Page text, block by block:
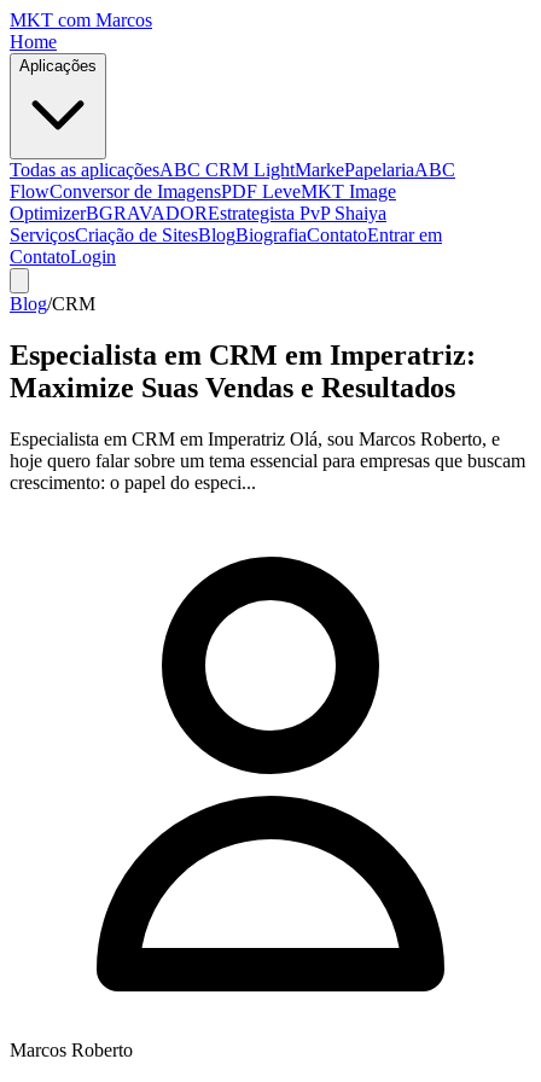
MKT com Marcos
Home
Aplicações
Todas as aplicaçõesABC CRM LightMarkePapelariaABC
FlowConversor de ImagensPDF LeveMKT Image
OptimizerBGRAVADOREstrategista PvP Shaiya
ServiçosCriação de SitesBlogBiografiaContatoEntrar em
ContatoLogin
Blog/CRM
Especialista em CRM em Imperatriz:
Maximize Suas Vendas e Resultados
Especialista em CRM em Imperatriz Olá, sou Marcos Roberto, e
hoje quero falar sobre um tema essencial para empresas que buscam
crescimento: o papel do especi...
Marcos Roberto